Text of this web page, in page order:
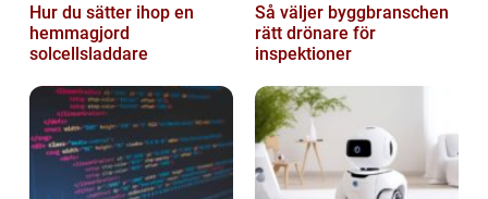
Hur du sätter ihop en
hemmagjord
solcellsladdare
Så väljer byggbranschen
rätt drönare för
inspektioner